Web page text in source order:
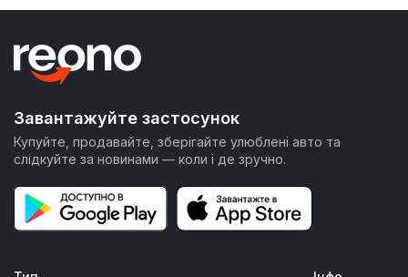
Завантажуйте застосунок
Купуйте, продавайте, зберігайте улюблені авто та
слідкуйте за новинами — коли і де зручно.